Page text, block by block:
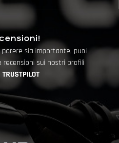
sia importante, puoi
sui nostri profili
TRUSTPILOT